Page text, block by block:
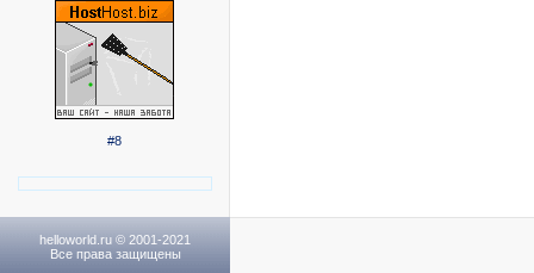
#8
helloworld.ru © 2001-2021
Все права защищены